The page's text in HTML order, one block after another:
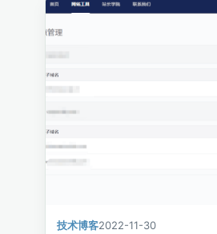
技术博客2022-11-30